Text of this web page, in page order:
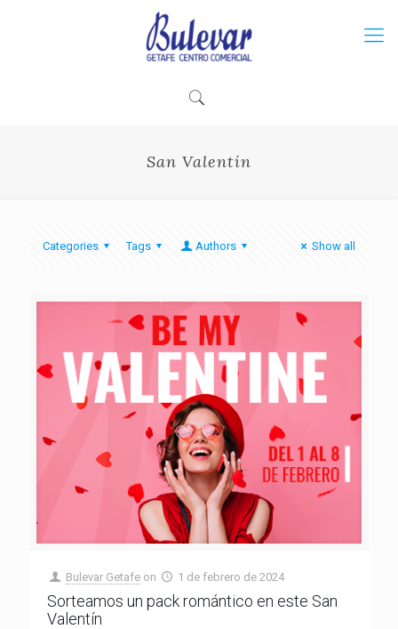
San Valentín
Categories Tags Authors Show all
Bulevar Getafe on 1 de febrero de 2024
Sorteamos un pack romántico en este San
Valentín